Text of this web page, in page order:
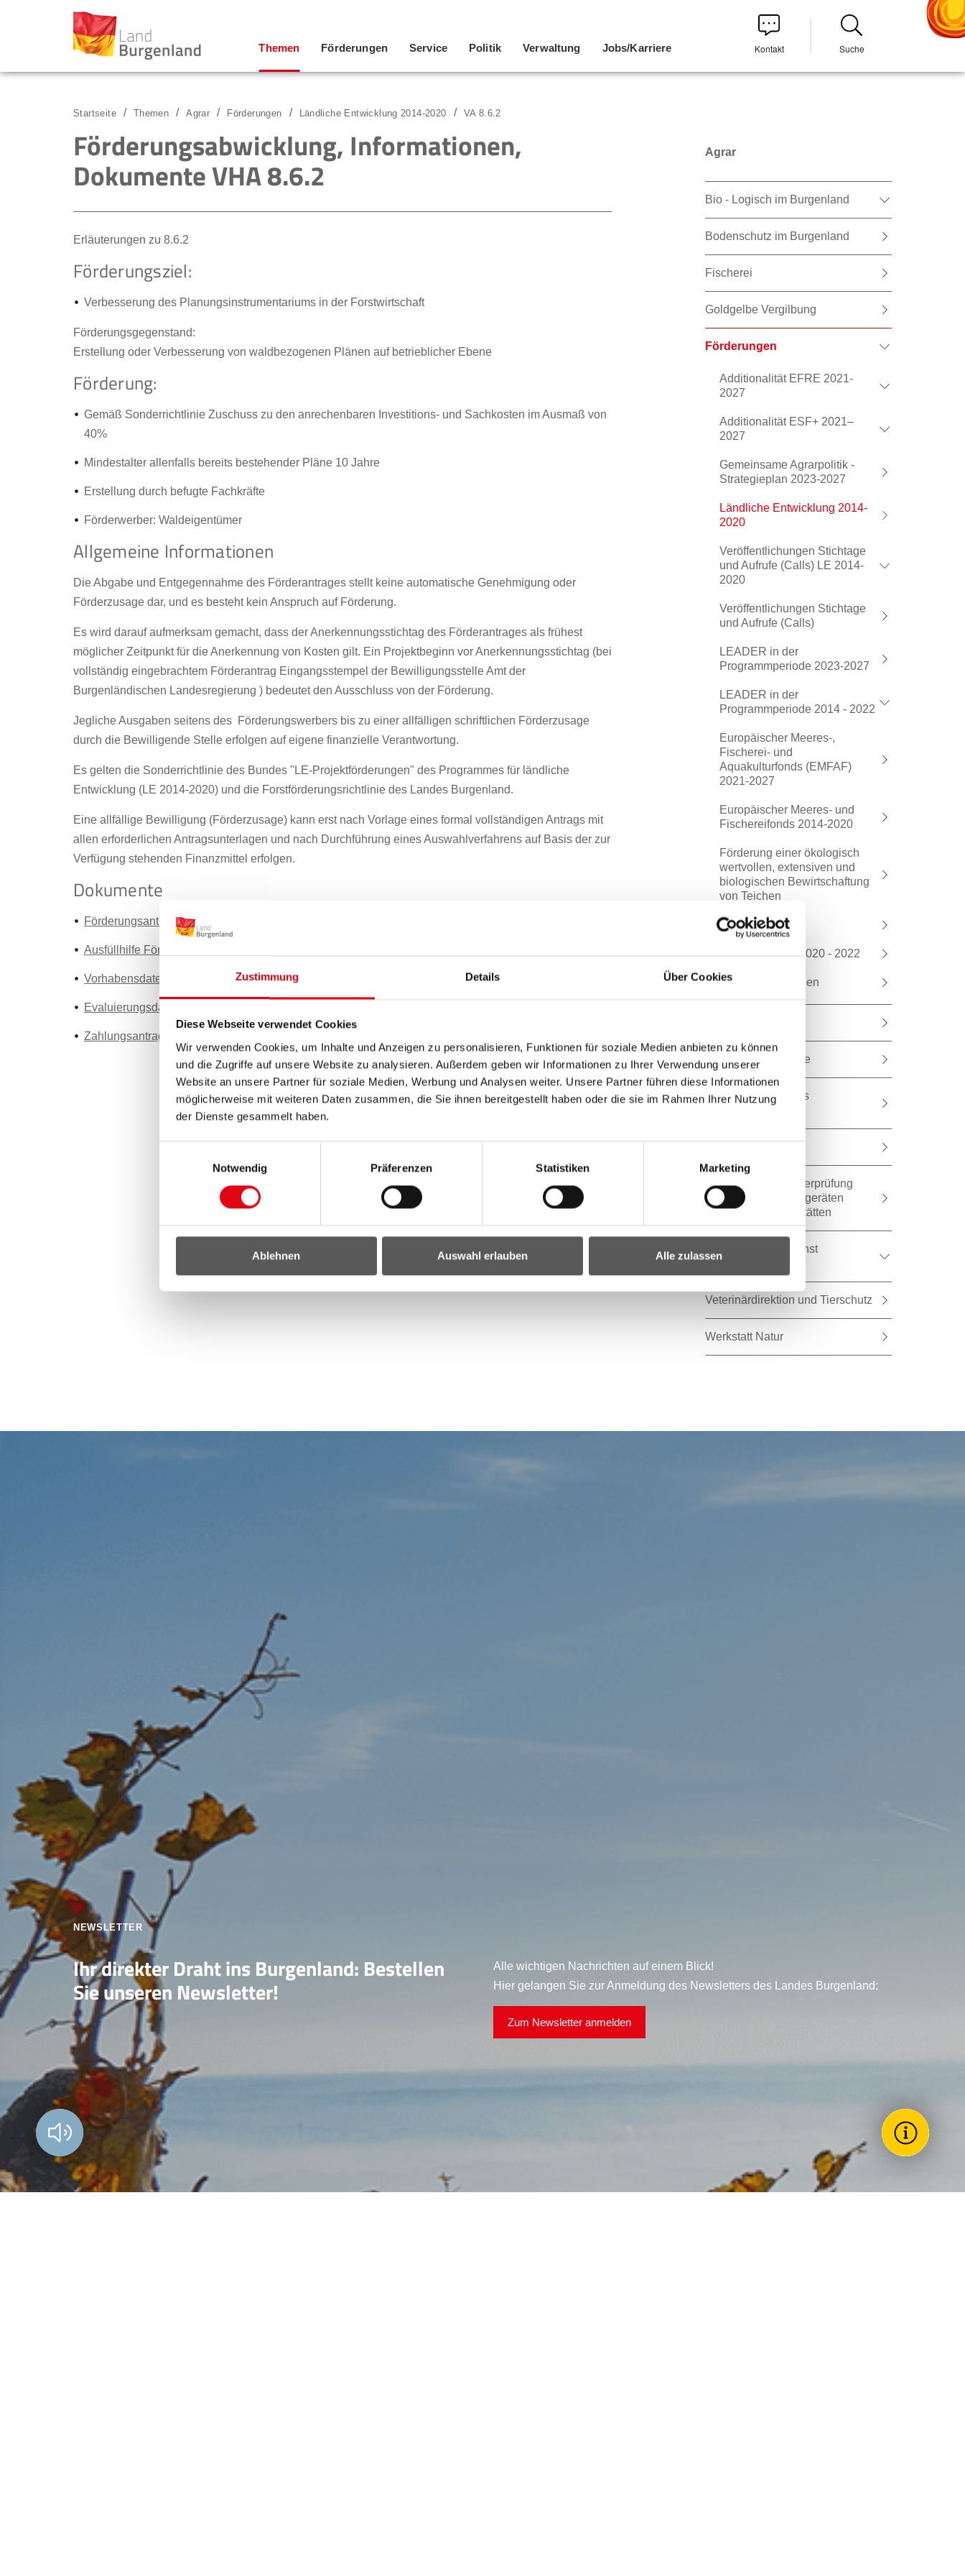
Zustimmung Details Über Cookies
Diese Webseite verwendet Cookies
Wir verwenden Cookies, um Inhalte und Anzeigen zu personalisieren, Funktionen für soziale Medien anbieten zu können
und die Zugriffe auf unsere Website zu analysieren. Außerdem geben wir Informationen zu Ihrer Verwendung unserer
Website an unsere Partner für soziale Medien, Werbung und Analysen weiter. Unsere Partner führen diese Informationen
möglicherweise mit weiteren Daten zusammen, die Sie ihnen bereitgestellt haben oder die sie im Rahmen Ihrer Nutzung
der Dienste gesammelt haben.
Notwendig
Präferenzen Statistiken Marketing
Ablehnen Auswahl erlauben Alle zulassen
Zum Inhalt
Zum Menü
Zur Suche
Vorlesen?
Themen Förderungen Service Politik Verwaltung Jobs/Karriere Kontakt Suche
Startseite Themen Agrar Förderungen Ländliche Entwicklung 2014-2020 VA 8.6.2
Förderungsabwicklung, Informationen,
Dokumente VHA 8.6.2
Erläuterungen zu 8.6.2
Förderungsziel:
Verbesserung des Planungsinstrumentariums in der Forstwirtschaft
Förderungsgegenstand:
Erstellung oder Verbesserung von waldbezogenen Plänen auf betrieblicher Ebene
Förderung:
Gemäß Sonderrichtlinie Zuschuss zu den anrechenbaren Investitions- und Sachkosten im Ausmaß von
40%
Mindestalter allenfalls bereits bestehender Pläne 10 Jahre
Erstellung durch befugte Fachkräfte
Förderwerber: Waldeigentümer
Allgemeine Informationen
Die Abgabe und Entgegennahme des Förderantrages stellt keine automatische Genehmigung oder
Förderzusage dar, und es besteht kein Anspruch auf Förderung.
Es wird darauf aufmerksam gemacht, dass der Anerkennungsstichtag des Förderantrages als frühest
möglicher Zeitpunkt für die Anerkennung von Kosten gilt. Ein Projektbeginn vor Anerkennungsstichtag (bei
vollständig eingebrachtem Förderantrag Eingangsstempel der Bewilligungsstelle Amt der
Burgenländischen Landesregierung ) bedeutet den Ausschluss von der Förderung.
Jegliche Ausgaben seitens des Förderungswerbers bis zu einer allfälligen schriftlichen Förderzusage
durch die Bewilligende Stelle erfolgen auf eigene finanzielle Verantwortung.
Es gelten die Sonderrichtlinie des Bundes "LE-Projektförderungen" des Programmes für ländliche
Entwicklung (LE 2014-2020) und die Forstförderungsrichtlinie des Landes Burgenland.
Eine allfällige Bewilligung (Förderzusage) kann erst nach Vorlage eines formal vollständigen Antrags mit
allen erforderlichen Antragsunterlagen und nach Durchführung eines Auswahlverfahrens auf Basis der zur
Verfügung stehenden Finanzmittel erfolgen.
Dokumente
Förderungsantrag (Excel)
Ausfüllhilfe Förderungsantrag (Word)
Vorhabensdatenblatt (Word)
Evaluierungsdatenblatt (Word)
Zahlungsantrag inkl. Belegaufstellung
Agrar
Bio - Logisch im Burgenland
Bodenschutz im Burgenland
Fischerei
Goldgelbe Vergilbung
Förderungen
Additionalität EFRE 2021-
2027
Additionalität ESF+ 2021–
2027
Gemeinsame Agrarpolitik -
Strategieplan 2023-2027
Ländliche Entwicklung 2014-
2020
Veröffentlichungen Stichtage
und Aufrufe (Calls) LE 2014-
2020
Veröffentlichungen Stichtage
und Aufrufe (Calls)
LEADER in der
Programmperiode 2023-2027
LEADER in der
Programmperiode 2014 - 2022
Europäischer Meeres-,
Fischerei- und
Aquakulturfonds (EMFAF)
2021-2027
Europäischer Meeres- und
Fischereifonds 2014-2020
Förderung einer ökologisch
wertvollen, extensiven und
biologischen Bewirtschaftung
von Teichen
Waldfonds
Imkerförderung 2020 - 2022
Landesförderungen
Katastrophenbeihilfe
Landwirtschaftliches
Register der zur Überprüfung
von Pflanzenschutzgeräten
autorisierten Werkstätten
Tiergesundheitsdienst
Burgenland
Veterinärdirektion und Tierschutz
Werkstatt Natur
NEWSLETTER
Ihr direkter Draht ins Burgenland: Bestellen
Sie unseren Newsletter!
Alle wichtigen Nachrichten auf einem Blick!
Hier gelangen Sie zur Anmeldung des Newsletters des Landes Burgenland:
Zum Newsletter anmelden
Toggle Themes
Wie